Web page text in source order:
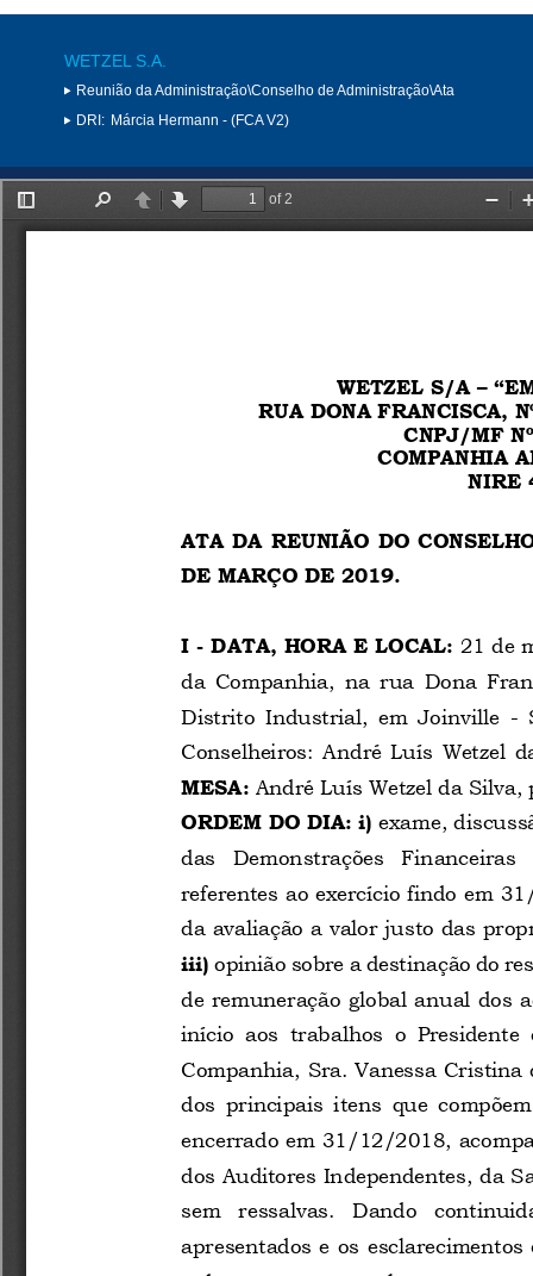
WETZEL S.A.
Reunião da Administração\Conselho de Administração\Ata
DRI: Márcia Hermann - (FCA V2)